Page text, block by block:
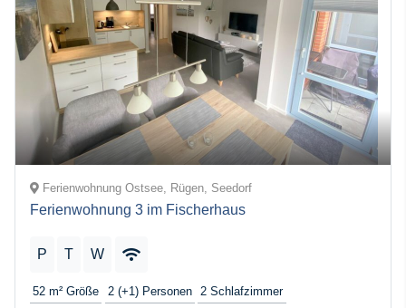
Ferienwohnung Ostsee, Rügen, Seedorf
Ferienwohnung 3 im Fischerhaus
P T W
52 m² Größe 2 (+1) Personen 2 Schlafzimmer